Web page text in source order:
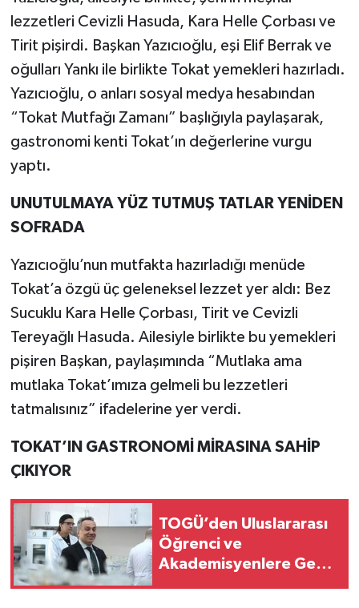
lezzetleri Cevizli Hasuda, Kara Helle Çorbası ve
Tirit pişirdi. Başkan Yazıcıoğlu, eşi Elif Berrak ve
oğulları Yankı ile birlikte Tokat yemekleri hazırladı.
Yazıcıoğlu, o anları sosyal medya hesabından
“Tokat Mutfağı Zamanı” başlığıyla paylaşarak,
gastronomi kenti Tokat’ın değerlerine vurgu
yaptı.
UNUTULMAYA YÜZ TUTMUŞ TATLAR YENİDEN
SOFRADA
Yazıcıoğlu’nun mutfakta hazırladığı menüde
Tokat’a özgü üç geleneksel lezzet yer aldı: Bez
Sucuklu Kara Helle Çorbası, Tirit ve Cevizli
Tereyağlı Hasuda. Ailesiyle birlikte bu yemekleri
pişiren Başkan, paylaşımında “Mutlaka ama
mutlaka Tokat’ımıza gelmeli bu lezzetleri
tatmalısınız” ifadelerine yer verdi.
TOKAT’IN GASTRONOMİ MİRASINA SAHİP
ÇIKIYOR
TOGÜ’den Uluslararası
Öğrenci ve
Akademisyenlere Geniş